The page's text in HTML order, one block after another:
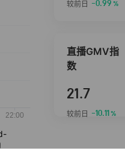
较前日 -0.99 %
直播GMV指
数
21.7
较前日 -10.11 %